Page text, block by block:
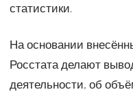
статистики.
На основании
Росстата делают
деятельности, об